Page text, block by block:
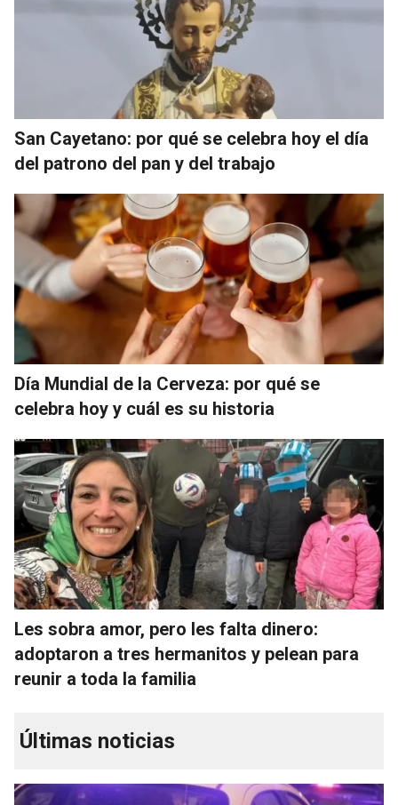
San Cayetano: por qué se celebra hoy el día
del patrono del pan y del trabajo
Día Mundial de la Cerveza: por qué se
celebra hoy y cuál es su historia
Les sobra amor, pero les falta dinero:
adoptaron a tres hermanitos y pelean para
reunir a toda la familia
Últimas noticias